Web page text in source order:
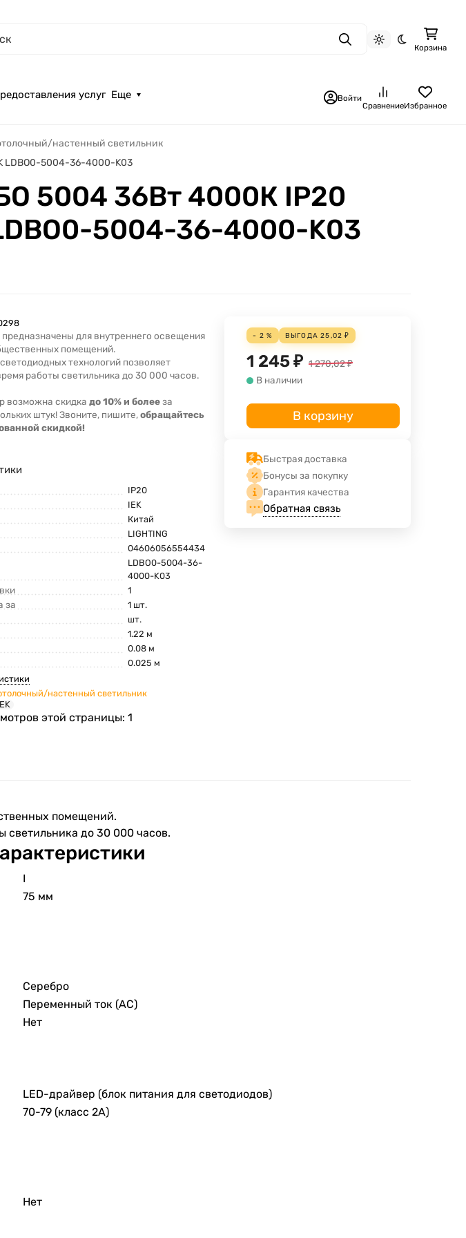
ПоискСветлая тема
Темная тема
Корзина
услуг Еще Войти
СравнениеИзбранное
настенный светильник
LDBO0-5004-36-4000-K03
5004 36Вт 4000К IP20
5004-36-4000-K03
для внутреннего освещения
помещений.
технологий позволяет
работы светильника до 30 000 часов.
возможна скидкадо 10% и болееза
штук! Звоните, пишите,обращайтесь
скидкой!
IP20
IEK
Китай
LIGHTING
04606056554434
LDBO0-5004-36-
4000-K03
1
за 1 шт.
шт.
1.22 м
0.08 м
0.025 м
настенный светильник
этой страницы:1
- 2 % ВЫГОДА25,02 ₽
1 245₽ 1 270,02₽
В наличии
В корзину
Быстрая доставка
Бонусы за покупку
Гарантия качества
Обратная связь
помещений.
светильника до 30 000 часов.
I
75 мм
Серебро
Переменный ток (AC)
Нет
LED-драйвер (блок питания для светодиодов)
70-79 (класс 2А)
Нет